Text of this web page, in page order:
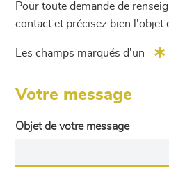
Pour toute demande de
contact et précisez bien l'objet
Les champs marqués d'un
Votre message
Objet de votre message